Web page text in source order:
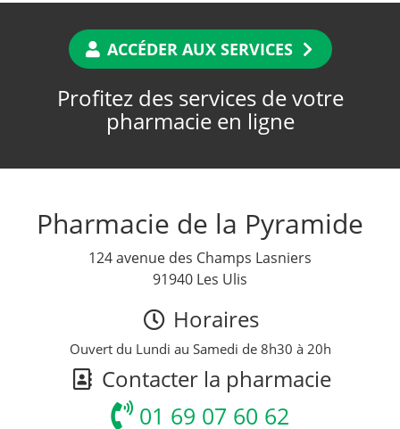
ACCÉDER AUX SERVICES
Profitez des services de votre
pharmacie en ligne
Pharmacie de la Pyramide
124 avenue des Champs Lasniers
91940 Les Ulis
Horaires
Ouvert du Lundi au Samedi de 8h30 à 20h
Contacter la pharmacie
01 69 07 60 62